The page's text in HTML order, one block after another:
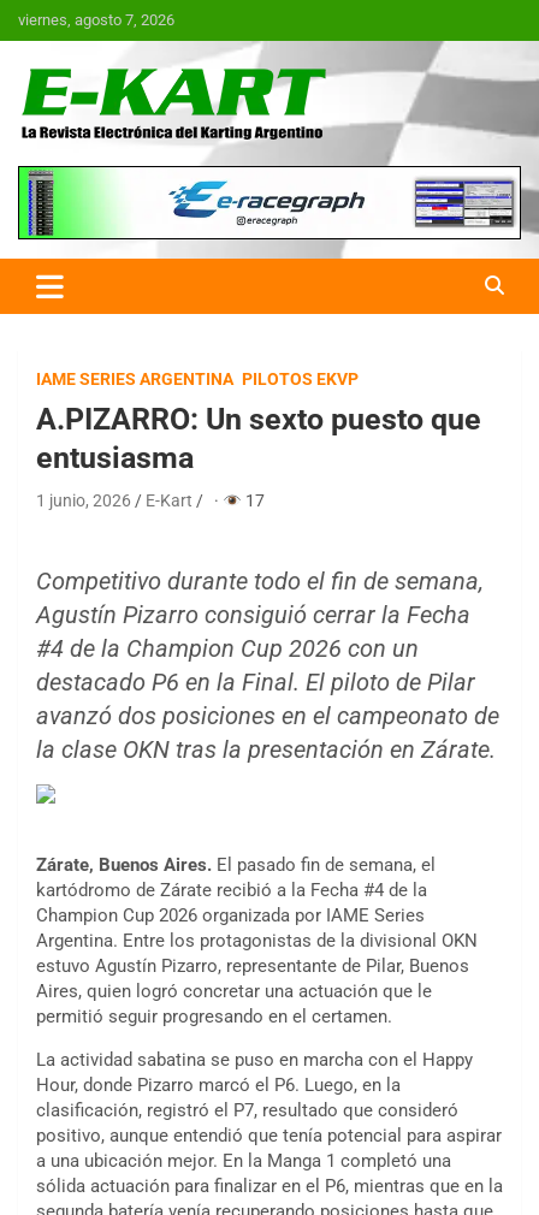
Saltar
al
viernes, agosto 7, 2026
E-Kart.com.ar | La Revista
Electrónica del Karting en
Argentina
IAME SERIES ARGENTINA PILOTOS EKVP
A.PIZARRO: Un sexto puesto que
entusiasma
1 junio, 2026 E-Kart · 17
Competitivo durante todo el fin de semana,
Agustín Pizarro consiguió cerrar la Fecha
#4 de la Champion Cup 2026 con un
destacado P6 en la Final. El piloto de Pilar
avanzó dos posiciones en el campeonato de
la clase OKN tras la presentación en Zárate.
Zárate, Buenos Aires. El pasado fin de semana, el
kartódromo de Zárate recibió a la Fecha #4 de la
Champion Cup 2026 organizada por IAME Series
Argentina. Entre los protagonistas de la divisional OKN
estuvo Agustín Pizarro, representante de Pilar, Buenos
Aires, quien logró concretar una actuación que le
permitió seguir progresando en el certamen.
La actividad sabatina se puso en marcha con el Happy
Hour, donde Pizarro marcó el P6. Luego, en la
clasificación, registró el P7, resultado que consideró
positivo, aunque entendió que tenía potencial para aspirar
a una ubicación mejor. En la Manga 1 completó una
sólida actuación para finalizar en el P6, mientras que en la